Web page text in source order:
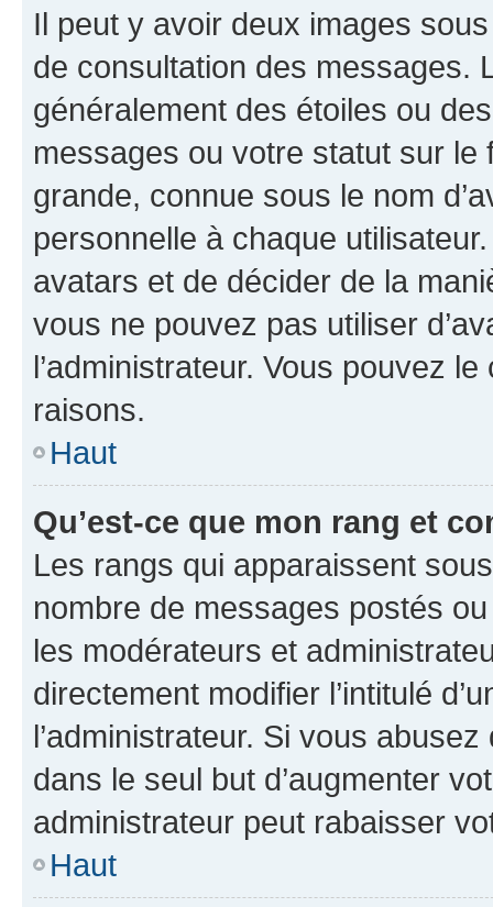
Il peut y avoir deux images
de consultation des messages.
généralement des étoiles ou
messages ou votre statut sur
grande, connue sous le nom
personnelle à chaque utilisateur.
avatars et de décider de la
vous ne pouvez pas utiliser
l’administrateur. Vous pouvez
raisons.
Haut
Qu’est-ce que mon rang et
Les rangs qui apparaissent
nombre de messages postés
les modérateurs et
directement modifier l’intitulé
l’administrateur. Si vous
dans le seul but d’augmenter
administrateur peut rabaisser
Haut